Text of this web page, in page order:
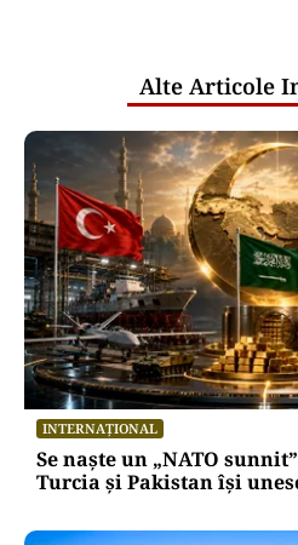
Alte Articole
INTERNAȚIONAL
Se naște un „NATO
Turcia și Pakistan își